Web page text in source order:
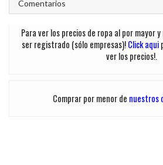
Comentarios
Para ver los precios de ropa al por mayor
ser registrado (sólo empresas)!Click aqui
ver los precios!.
Comprar por menor de nuestros